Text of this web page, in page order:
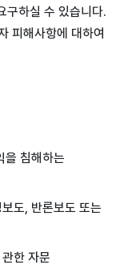
구하실 수 있습니다.
피해사항에 대하여
을 침해하는
도, 반론보도 또는
한 자문